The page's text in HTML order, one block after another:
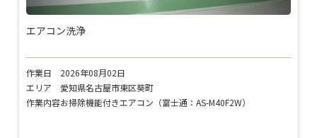
エアコン洗浄
作業日
2026年08月02日
エリア
愛知県名古屋市東区葵町
作業内容お掃除機能付きエアコン（富士通：AS-M40F2W）